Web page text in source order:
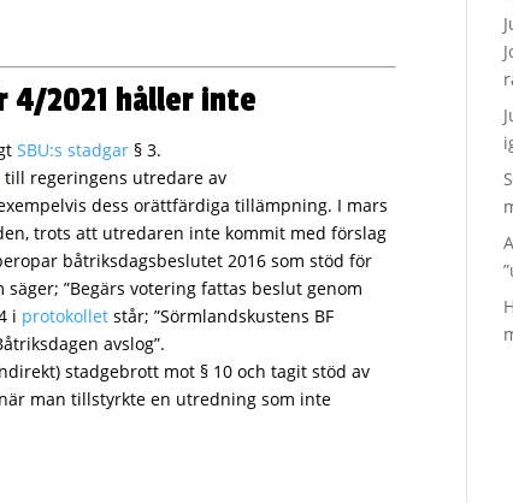
4/2021 håller inte
SBU:s stadgar § 3.
till regeringens utredare av
dess orättfärdiga tillämpning. I mars
trots att utredaren inte kommit med förslag
båtriksdagsbeslutet 2016 som stöd för
”Begärs votering fattas beslut genom
i protokollet står; ”Sörmlandskustens BF
avslog”.
stadgebrott mot § 10 och tagit stöd av
man tillstyrkte en utredning som inte